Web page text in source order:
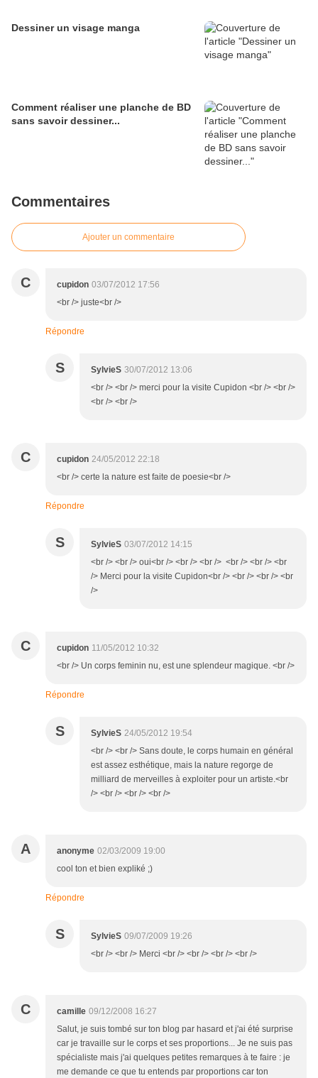
Dessiner un visage manga
Comment réaliser une planche de BD
sans savoir dessiner...
Commentaires
Ajouter un commentaire
C cupidon 03/07/2012 17:56
<br /> juste<br />
Répondre
S SylvieS 30/07/2012 13:06
<br /> <br /> merci pour la visite Cupidon <br /> <br />
<br /> <br />
C cupidon 24/05/2012 22:18
<br /> certe la nature est faite de poesie<br />
Répondre
S SylvieS 03/07/2012 14:15
<br /> <br /> oui<br /> <br /> <br /> <br /> <br /> <br
/> Merci pour la visite Cupidon<br /> <br /> <br /> <br
/>
C cupidon 11/05/2012 10:32
<br /> Un corps feminin nu, est une splendeur magique. <br />
Répondre
S SylvieS 24/05/2012 19:54
<br /> <br /> Sans doute, le corps humain en général
est assez esthétique, mais la nature regorge de
milliard de merveilles à exploiter pour un artiste.<br
/> <br /> <br /> <br />
A anonyme 02/03/2009 19:00
cool ton et bien expliké ;)
Répondre
S SylvieS 09/07/2009 19:26
<br /> <br /> Merci <br /> <br /> <br /> <br />
C camille 09/12/2008 16:27
Salut, je suis tombé sur ton blog par hasard et j'ai été surprise
car je travaille sur le corps et ses proportions... Je ne suis pas
spécialiste mais j'ai quelques petites remarques à te faire : je
me demande ce que tu entends par proportions car ton